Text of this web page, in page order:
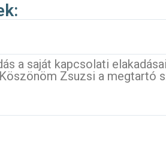
a saját kapcsolati
Zsuzsi a megtartó